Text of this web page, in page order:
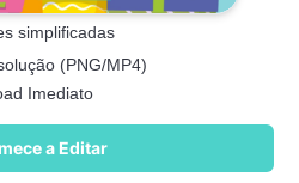
simplificadas
(PNG/MP4)
Imediato
a Editar